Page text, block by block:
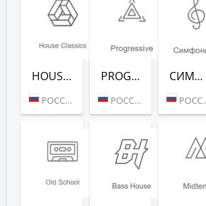
HOUSE CLASSICS (РАДИО РЕКОРД)
РОССИЯ (МОСКВА)
PROGRESSIVE (РАДИО РЕКОРД)
РОССИЯ (МОСКВА)
СИМФОНИЯ FM (РАДИО РЕКОРД)
РОССИЯ (МОСКВА)